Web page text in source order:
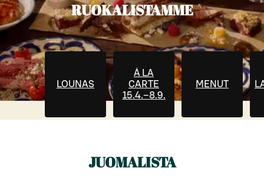
RUOKALISTAMME
LOUNAS
À LA
CARTE
15.4.–8.9.
MENUT
JUOMALISTA